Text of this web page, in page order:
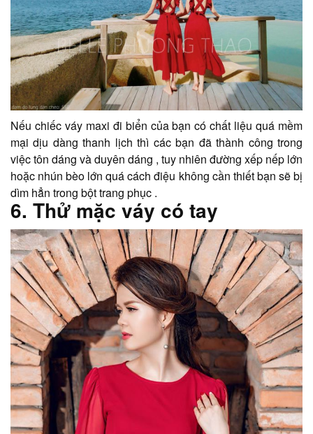
Nếu chiếc váy maxi đi biển của bạn có chất liệu quá mềm
mại dịu dàng thanh lịch thì các bạn đã thành công trong
việc tôn dáng và duyên dáng , tuy nhiên đường xếp nếp lớn
hoặc nhún bèo lớn quá cách điệu không cần thiết bạn sẽ bị
dìm hẳn trong bột trang phục .
6. Thử mặc váy có tay